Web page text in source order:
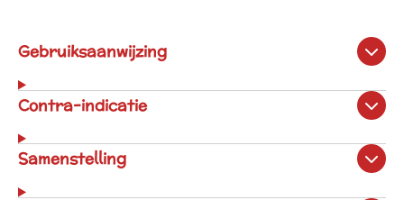
Gebruiksaanwijzing
Contra-indicatie
Samenstelling